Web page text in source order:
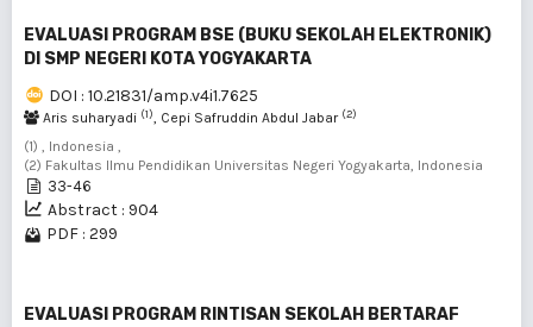
EVALUASI PROGRAM BSE (BUKU SEKOLAH ELEKTRONIK)
DI SMP NEGERI KOTA YOGYAKARTA
DOI : 10.21831/amp.v4i1.7625
Aris suharyadi (1), Cepi Safruddin Abdul Jabar (2)
(1) , Indonesia ,
(2) Fakultas Ilmu Pendidikan Universitas Negeri Yogyakarta, Indonesia
33-46
Abstract : 904
PDF : 299
EVALUASI PROGRAM RINTISAN SEKOLAH BERTARAF